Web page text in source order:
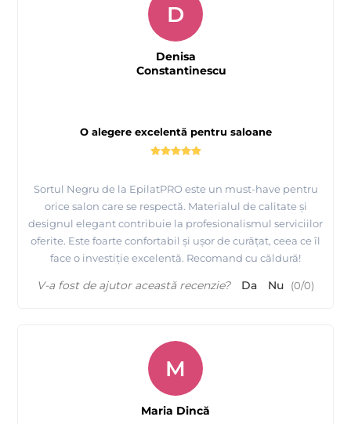
O alegere excelentă pentru saloane
Sortul Negru de la EpilatPRO este un must-have pentru
orice salon care se respectă. Materialul de calitate și
designul elegant contribuie la profesionalismul serviciilor
oferite. Este foarte confortabil și ușor de curățat, ceea ce îl
face o investiție excelentă. Recomand cu căldură!
D
Denisa
Constantinescu
V-a fost de ajutor această recenzie? Da Nu (0/0)
M
Maria Dincă